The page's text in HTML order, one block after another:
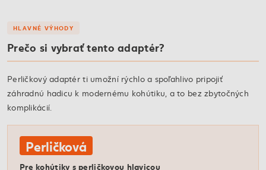
HLAVNÉ VÝHODY
Prečo si vybrať tento adaptér?
Perličkový adaptér ti umožní rýchlo a spoľahlivo pripojiť
záhradnú hadicu k modernému kohútiku, a to bez zbytočných
komplikácií.
Perličková
Pre kohútiky s perličkovou hlavicou